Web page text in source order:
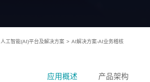
人工智能(AI)平台及解决方案 > AI解决方案-AI业务稽核
应用概述 产品架构